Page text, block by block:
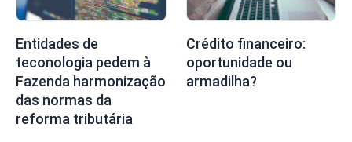
Entidades de
teconologia pedem à
Fazenda harmonização
das normas da
reforma tributária
Crédito financeiro:
oportunidade ou
armadilha?